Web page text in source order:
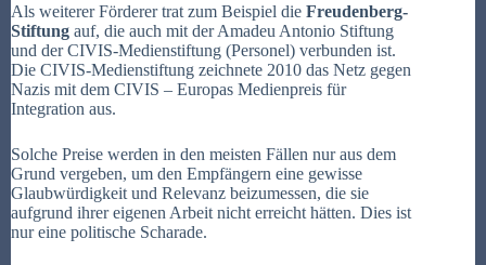
Als weiterer Förderer trat zum Beispiel die Freudenberg-
Stiftung auf, die auch mit der Amadeu Antonio Stiftung
und der CIVIS-Medienstiftung (Personel) verbunden ist.
Die CIVIS-Medienstiftung zeichnete 2010 das Netz gegen
Nazis mit dem CIVIS – Europas Medienpreis für
Integration aus.
Solche Preise werden in den meisten Fällen nur aus dem
Grund vergeben, um den Empfängern eine gewisse
Glaubwürdigkeit und Relevanz beizumessen, die sie
aufgrund ihrer eigenen Arbeit nicht erreicht hätten. Dies ist
nur eine politische Scharade.